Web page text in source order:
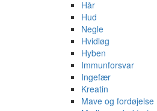
Hår
Hud
Negle
Hvidløg
Hyben
Immunforsvar
Ingefær
Kreatin
Mave og fordøjelse